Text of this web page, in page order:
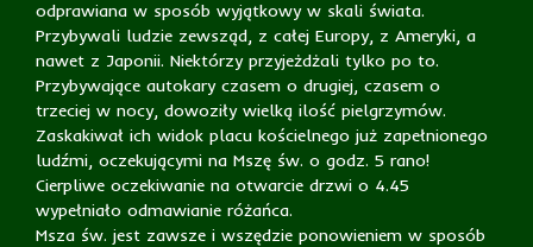
odprawiana w sposób wyjątkowy w skali świata.
Przybywali ludzie zewsząd, z całej Europy, z Ameryki, a
nawet z Japonii. Niektórzy przyjeżdżali tylko po to.
Przybywające autokary czasem o drugiej, czasem o
trzeciej w nocy, dowoziły wielką ilość pielgrzymów.
Zaskakiwał ich widok placu kościelnego już zapełnionego
ludźmi, oczekującymi na Mszę św. o godz. 5 rano!
Cierpliwe oczekiwanie na otwarcie drzwi o 4.45
wypełniało odmawianie różańca.
Msza św. jest zawsze i wszędzie ponowieniem w sposób